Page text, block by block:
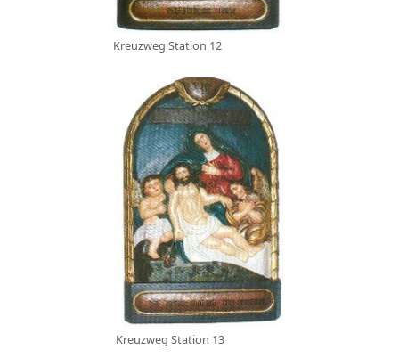
Kreuzweg Station 12
Kreuzweg Station 13